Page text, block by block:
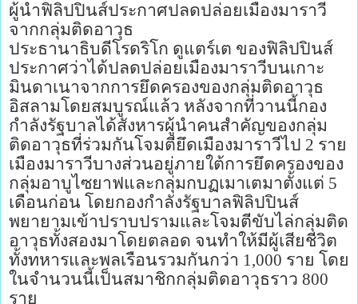
ผู้นำฟิลิปปินส์ประกาศปลดปล่อยเมืองมาราวี
จากกลุ่มติดอาวุธ
ประธานาธิบดีโรดริโก ดูแตร์เต ของฟิลิปปินส์
ประกาศว่าได้ปลดปล่อยเมืองมาราวีบนเกาะ
มินดาเนาจากการยึดครองของกลุ่มติดอาวุธ
อิสลามโดยสมบูรณ์แล้ว หลังจากที่วานนี้กอง
กำลังรัฐบาลได้สังหารผู้นำคนสำคัญของกลุ่ม
ติดอาวุธที่ร่วมกันโจมตียึดเมืองมาราวีไป 2 ราย
เมืองมาราวีบางส่วนอยู่ภายใต้การยึดครองของ
กลุ่มอาบูไซยาฟและกลุ่มกบฏเมาเตมาตั้งแต่ 5
เดือนก่อน โดยกองกำลังรัฐบาลฟิลิปปินส์
พยายามเข้าปราบปรามและโจมตีขับไล่กลุ่มติด
อาวุธทั้งสองมาโดยตลอด จนทำให้มีผู้เสียชีวิต
ทั้งทหารและพลเรือนรวมกันกว่า 1,000 ราย โดย
ในจำนวนนี้เป็นสมาชิกกลุ่มติดอาวุธราว 800
ราย